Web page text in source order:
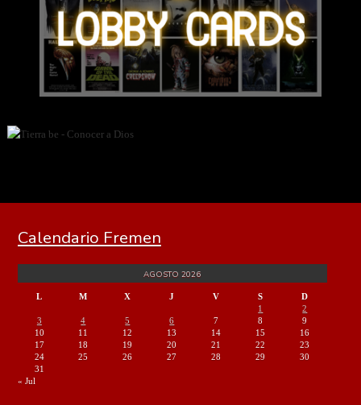
Calendario Fremen
AGOSTO 2026
L M X J V S
D
1
2
3
4 5 6 7 8
9
10
11 12 13 14 15
16
17
18 19 20 21 22
23
24
25 26 27 28 29
30
31
« Jul